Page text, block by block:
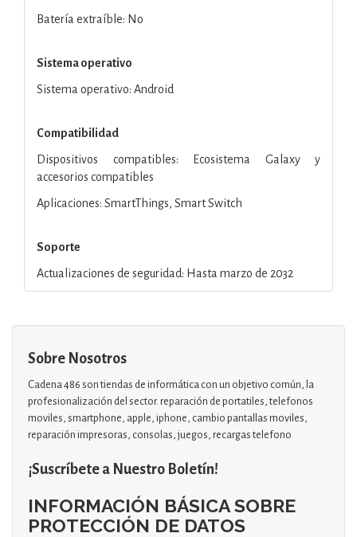
Batería extraíble: No
Sistema operativo
Sistema operativo: Android
Compatibilidad
Dispositivos compatibles: Ecosistema Galaxy y
accesorios compatibles
Aplicaciones: SmartThings, Smart Switch
Soporte
Actualizaciones de seguridad: Hasta marzo de 2032
Sobre Nosotros
Cadena 486 son tiendas de informática con un objetivo común, la
profesionalización del sector. reparación de portatiles, telefonos
moviles, smartphone, apple, iphone, cambio pantallas moviles,
reparación impresoras, consolas, juegos, recargas telefono
¡Suscríbete a Nuestro Boletín!
INFORMACIÓN BÁSICA SOBRE
PROTECCIÓN DE DATOS